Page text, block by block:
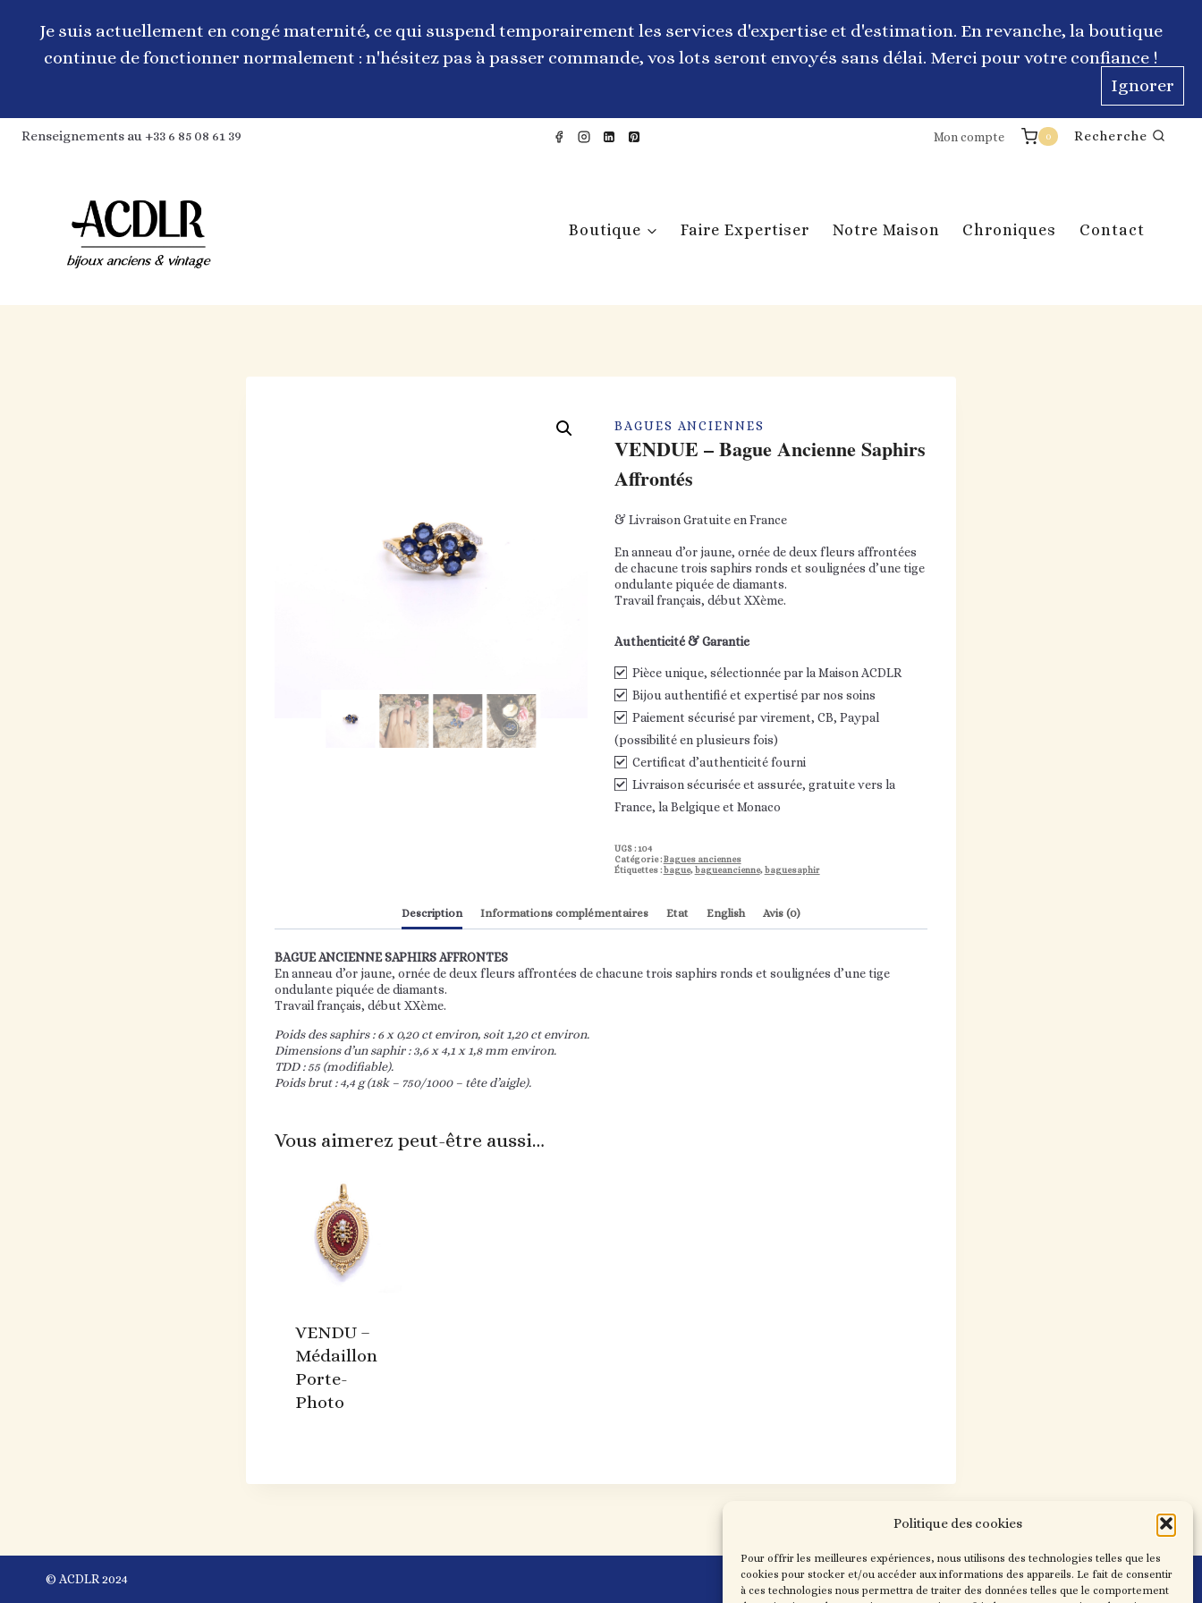
Politique des cookies
Pour offrir les meilleures expériences, nous utilisons des technologies telles que les
cookies pour stocker et/ou accéder aux informations des appareils. Le fait de consentir
à ces technologies nous permettra de traiter des données telles que le comportement
contenuJe suis actuellement en congé maternité, ce qui suspend temporairement les services d'expertise et d'estimation. En revanche, la boutique
continue de fonctionner normalement : n'hésitez pas à passer commande, vos lots seront envoyés sans délai. Merci pour votre confiance !
Ignorer
Renseignements au +33 6 85 08 61 39 Mon compte 0 Recherche
Boutique Faire Expertiser Notre Maison Chroniques Contact
BAGUES ANCIENNES
VENDUE – Bague Ancienne Saphirs
Affrontés
& Livraison Gratuite en France
En anneau d’or jaune, ornée de deux fleurs affrontées
de chacune trois saphirs ronds et soulignées d’une tige
ondulante piquée de diamants.
Travail français, début XXème.
Authenticité & Garantie
Pièce unique, sélectionnée par la Maison ACDLR
Bijou authentifié et expertisé par nos soins
Paiement sécurisé par virement, CB, Paypal
(possibilité en plusieurs fois)
Certificat d’authenticité fourni
Livraison sécurisée et assurée, gratuite vers la
France, la Belgique et Monaco
UGS : 104
Catégorie :Bagues anciennes
Étiquettes :bague,bagueancienne,baguesaphir
Description Informations complémentaires Etat English Avis (0)
BAGUE ANCIENNE SAPHIRS AFFRONTES
En anneau d’or jaune, ornée de deux fleurs affrontées de chacune trois saphirs ronds et soulignées d’une tige
ondulante piquée de diamants.
Travail français, début XXème.
Poids des saphirs : 6 x 0,20 ct environ, soit 1,20 ct environ.
Dimensions d’un saphir : 3,6 x 4,1 x 1,8 mm environ.
TDD : 55 (modifiable).
Poids brut : 4,4 g (18k – 750/1000 – tête d’aigle).
Vous aimerez peut-être aussi…
VENDU –
Médaillon
Porte-
Photo
© ACDLR 2024
Mentions légales